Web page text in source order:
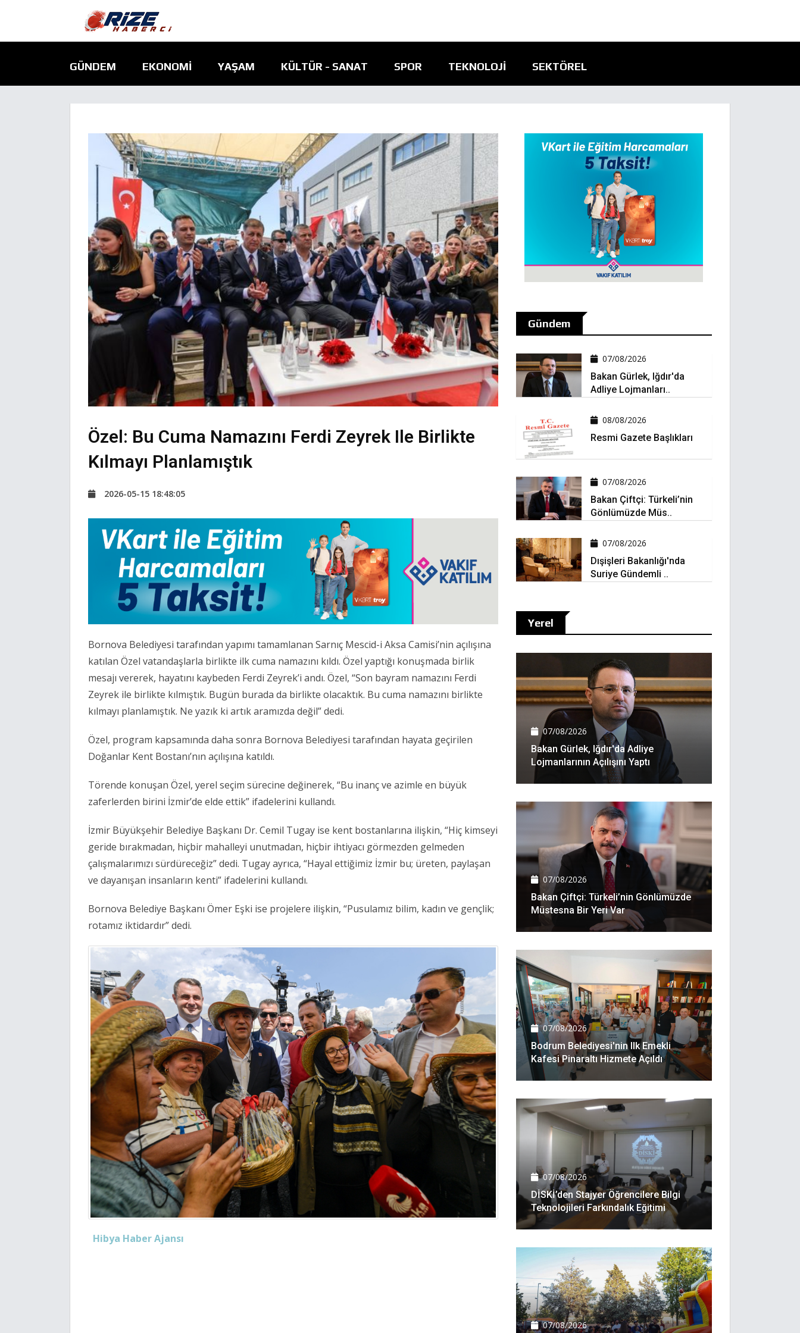
GÜNDEM EKONOMI YAŞAM KÜLTÜR - SANAT SPOR TEKNOLOJI SEKTÖREL
Özel: Bu Cuma Namazını Ferdi Zeyrek Ile Birlikte
Kılmayı Planlamıştık
2026-05-15 18:48:05
Bornova Belediyesi tarafından yapımı tamamlanan Sarnıç Mescid-i Aksa Camisi’nin açılışına
katılan Özel vatandaşlarla birlikte ilk cuma namazını kıldı. Özel yaptığı konuşmada birlik
mesajı vererek, hayatını kaybeden Ferdi Zeyrek’i andı. Özel, “Son bayram namazını Ferdi
Zeyrek ile birlikte kılmıştık. Bugün burada da birlikte olacaktık. Bu cuma namazını birlikte
kılmayı planlamıştık. Ne yazık ki artık aramızda değil” dedi.
Özel, program kapsamında daha sonra Bornova Belediyesi tarafından hayata geçirilen
Doğanlar Kent Bostanı’nın açılışına katıldı.
Törende konuşan Özel, yerel seçim sürecine değinerek, “Bu inanç ve azimle en büyük
zaferlerden birini İzmir’de elde ettik” ifadelerini kullandı.
İzmir Büyükşehir Belediye Başkanı Dr. Cemil Tugay ise kent bostanlarına ilişkin, “Hiç kimseyi
geride bırakmadan, hiçbir mahalleyi unutmadan, hiçbir ihtiyacı görmezden gelmeden
çalışmalarımızı sürdüreceğiz” dedi. Tugay ayrıca, “Hayal ettiğimiz İzmir bu; üreten, paylaşan
ve dayanışan insanların kenti” ifadelerini kullandı.
Bornova Belediye Başkanı Ömer Eşki ise projelere ilişkin, “Pusulamız bilim, kadın ve gençlik;
rotamız iktidardır” dedi.
Hibya Haber Ajansı
Gündem
07/08/2026
Bakan Gürlek, Iğdır'da
Adliye Lojmanları..
08/08/2026
Resmi Gazete Başlıkları
07/08/2026
Bakan Çiftçi: Türkeli’nin
Gönlümüzde Müs..
07/08/2026
Dışişleri Bakanlığı'nda
Suriye Gündemli ..
Yerel
07/08/2026
Bakan Gürlek, Iğdır'da Adliye
Lojmanlarının Açılışını Yaptı
07/08/2026
Bakan Çiftçi: Türkeli’nin Gönlümüzde
Müstesna Bir Yeri Var
07/08/2026
Bodrum Belediyesi'nin Ilk Emekli
Kafesi Pinaraltı Hizmete Açıldı
07/08/2026
DİSKİ’den Stajyer Öğrencilere Bilgi
Teknolojileri Farkındalık Eğitimi
07/08/2026